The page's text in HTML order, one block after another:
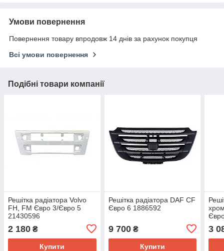
Умови повернення
Повернення товару впродовж 14 днів за рахунок покупця
Всі умови повернення
Подібні товари компанії
Решітка радіатора Volvo
FH, FM Євро 3/Євро 5
21430596
2 180 ₴
Купити
Решітка радіатора DAF CF
Євро 6 1886592
9 700₴
Купити
3